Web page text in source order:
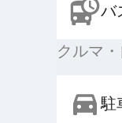
バ
クルマ
駐